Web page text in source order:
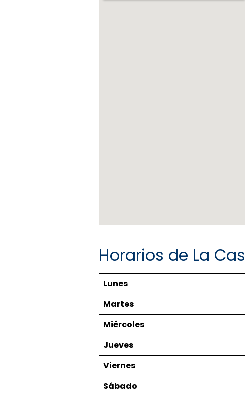
Horarios de La
Lunes
Martes
Miércoles
Jueves
Viernes
Sábado